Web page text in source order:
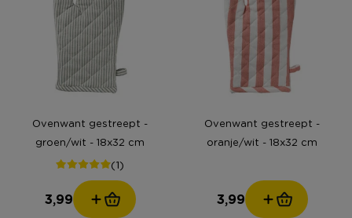
Ovenwant gestreept -
groen/wit - 18x32 cm
(1)
3,99
Ovenwant gestreept -
oranje/wit - 18x32 cm
3,99